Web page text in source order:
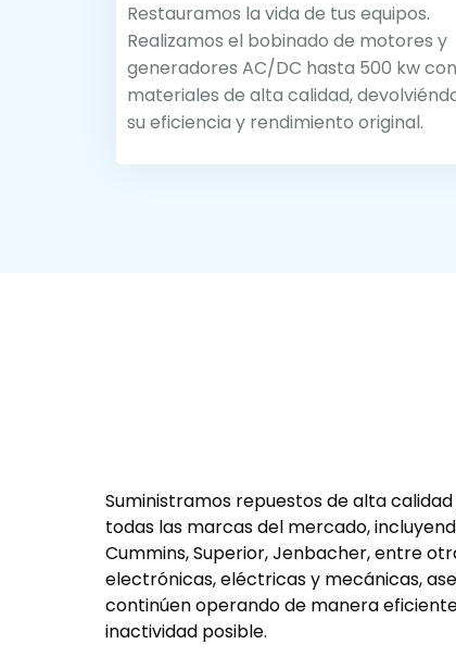
Restauramos la vida de tus equipos.
Realizamos el bobinado de motores y
generadores AC/DC hasta 500 kw con
materiales de alta calidad,
su eficiencia y rendimiento original.
Suministramos repuestos de alta
todas las marcas del mercado,
Cummins, Superior, Jenbacher, entre
electrónicas, eléctricas y mecánicas,
continúen operando de manera
inactividad posible.